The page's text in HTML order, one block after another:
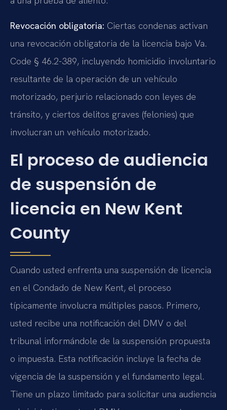
Revocación obligatoria: Ciertas condenas activan
una revocación obligatoria de la licencia bajo Va.
Code § 46.2-389, incluyendo homicidio involuntario
resultante de la operación de un vehículo
motorizado, perjurio relacionado con leyes de
tránsito, y ciertos delitos graves (felonies) que
involucran un vehículo motorizado.
El proceso de audiencia
de suspensión de
licencia en New Kent
County
Cuando usted enfrenta una suspensión de licencia
en el Condado de New Kent, el proceso
típicamente involucra múltiples pasos. Primero,
usted recibe una notificación del DMV o del
tribunal informándole de la suspensión propuesta
o impuesta. Esta notificación incluye la fecha de
vigencia de la suspensión y el fundamento legal.
Tiene un plazo limitado para solicitar una audiencia